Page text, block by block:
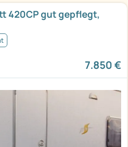
420CP gut gepflegt,
7.850 €